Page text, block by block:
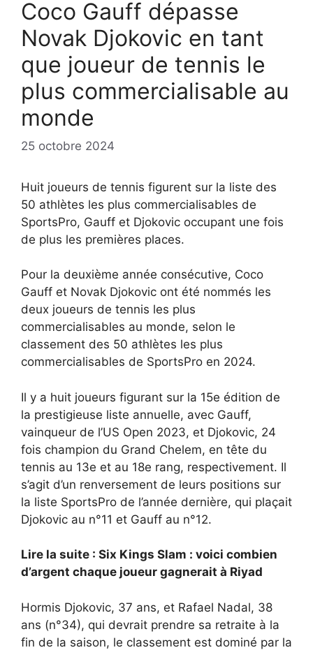
Coco Gauff dépasse
Novak Djokovic en tant
que joueur de tennis le
plus commercialisable au
monde
25 octobre 2024
Huit joueurs de tennis figurent sur la liste des
50 athlètes les plus commercialisables de
SportsPro, Gauff et Djokovic occupant une fois
de plus les premières places.
Pour la deuxième année consécutive, Coco
Gauff et Novak Djokovic ont été nommés les
deux joueurs de tennis les plus
commercialisables au monde, selon le
classement des 50 athlètes les plus
commercialisables de SportsPro en 2024.
Il y a huit joueurs figurant sur la 15e édition de
la prestigieuse liste annuelle, avec Gauff,
vainqueur de l’US Open 2023, et Djokovic, 24
fois champion du Grand Chelem, en tête du
tennis au 13e et au 18e rang, respectivement. Il
s’agit d’un renversement de leurs positions sur
la liste SportsPro de l’année dernière, qui plaçait
Djokovic au n°11 et Gauff au n°12.
Lire la suite : Six Kings Slam : voici combien
d’argent chaque joueur gagnerait à Riyad
Hormis Djokovic, 37 ans, et Rafael Nadal, 38
ans (n°34), qui devrait prendre sa retraite à la
fin de la saison, le classement est dominé par la